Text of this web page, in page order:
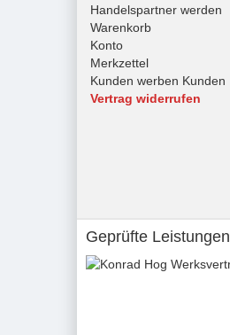
Handelspartner werden
Warenkorb
Konto
Merkzettel
Kunden werben Kunden
Vertrag widerrufen
Geprüfte Leistungen